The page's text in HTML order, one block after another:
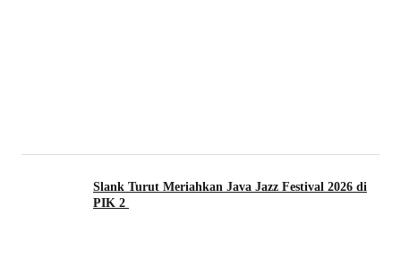
Slank Turut Meriahkan Java Jazz Festival 2026 di
PIK 2